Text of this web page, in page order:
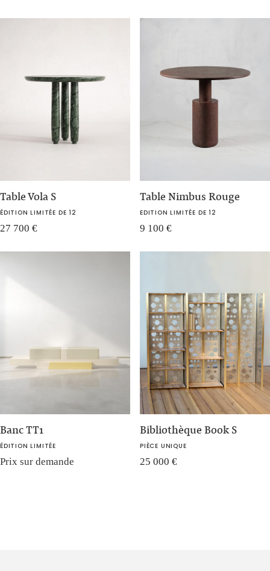
Table Vola S
ÉDITION LIMITÉE DE 12
27 700 €
Table Nimbus Rouge
EDITION LIMITÉE DE 12
9 100 €
Banc TT1
ÉDITION LIMITÉE
Prix sur demande
Bibliothèque Book S
PIÈCE UNIQUE
25 000 €